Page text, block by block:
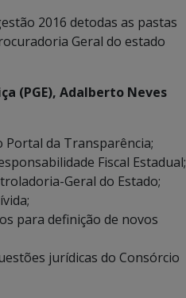
2016 detodas as pastas
Geral do estado
(PGE), Adalberto Neves
da Transparência;
Fiscal Estadual;
Geral do Estado;
para definição de novos
jurídicas do Consórcio